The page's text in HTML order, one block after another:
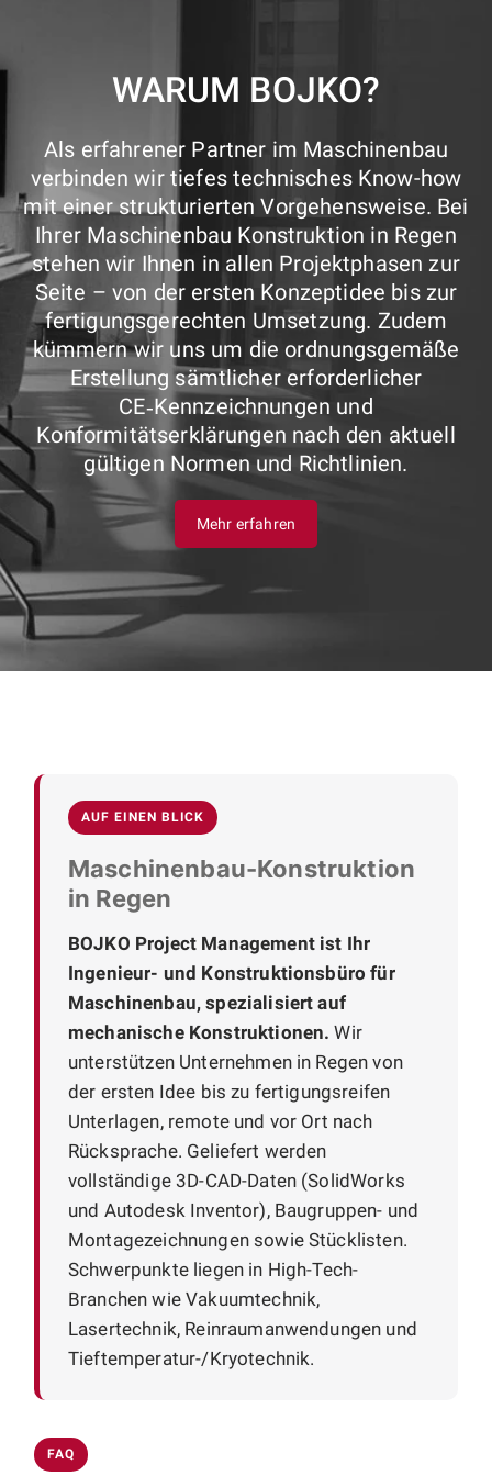
WARUM BOJKO?
Als erfahrener Partner im Maschinenbau
verbinden wir tiefes technisches Know-how
mit einer strukturierten Vorgehensweise. Bei
Ihrer Maschinenbau Konstruktion in Regen
stehen wir Ihnen in allen Projektphasen zur
Seite – von der ersten Konzeptidee bis zur
fertigungsgerechten Umsetzung. Zudem
kümmern wir uns um die ordnungsgemäße
Erstellung sämtlicher erforderlicher
CE‑Kennzeichnungen und
Konformitätserklärungen nach den aktuell
gültigen Normen und Richtlinien.
Mehr erfahren
AUF EINEN BLICK
Maschinenbau-Konstruktion
in Regen
BOJKO Project Management ist Ihr
Ingenieur- und Konstruktionsbüro für
Maschinenbau, spezialisiert auf
mechanische Konstruktionen. Wir
unterstützen Unternehmen in Regen von
der ersten Idee bis zu fertigungsreifen
Unterlagen, remote und vor Ort nach
Rücksprache. Geliefert werden
vollständige 3D-CAD-Daten (SolidWorks
und Autodesk Inventor), Baugruppen- und
Montagezeichnungen sowie Stücklisten.
Schwerpunkte liegen in High-Tech-
Branchen wie Vakuumtechnik,
Lasertechnik, Reinraumanwendungen und
Tieftemperatur-/Kryotechnik.
FAQ